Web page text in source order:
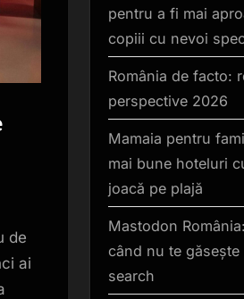
de
ai
pentru a fi mai
copiii cu nevoi
România de facto:
perspective 2026
Mamaia pentru
mai bune hoteluri
joacă pe plajă
Mastodon
când nu te găsește
search